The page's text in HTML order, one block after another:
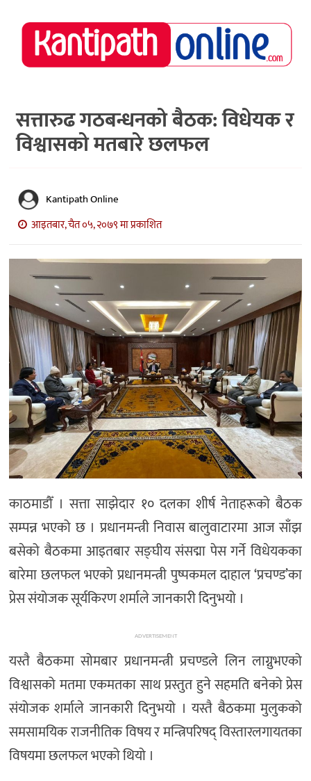
राष्ट्रिय
समाचार
नेपाल
अर्थ/
पर्यटन
मनोरञ्जन
स्वास्थ्य
अन्तर्वार्ता/
विचार
अन्तर्राष्ट्रिय/
प्रवास
भिडियो
राशिफल
English
सत्तारुढ गठबन्धनको बैठक: विधेयक र
विश्वासको मतबारे छलफल
Kantipath Online
आइतबार, चैत ०५, २०७९ मा प्रकाशित
काठमाडौँ । सत्ता साझेदार १० दलका शीर्ष नेताहरूको बैठक
सम्पन्न भएको छ । प्रधानमन्त्री निवास बालुवाटारमा आज साँझ
बसेको बैठकमा आइतबार सङ्घीय संसद्मा पेस गर्ने विधेयकका
बारेमा छलफल भएको प्रधानमन्त्री पुष्पकमल दाहाल ‘प्रचण्ड’का
प्रेस संयोजक सूर्यकिरण शर्माले जानकारी दिनुभयो ।
ADVERTISEMENT
यस्तै बैठकमा सोमबार प्रधानमन्त्री प्रचण्डले लिन लाग्नुभएको
विश्वासको मतमा एकमतका साथ प्रस्तुत हुने सहमति बनेको प्रेस
संयोजक शर्माले जानकारी दिनुभयो । यस्तै बैठकमा मुलुकको
समसामयिक राजनीतिक विषय र मन्त्रिपरिषद् विस्तारलगायतका
विषयमा छलफल भएको थियो ।